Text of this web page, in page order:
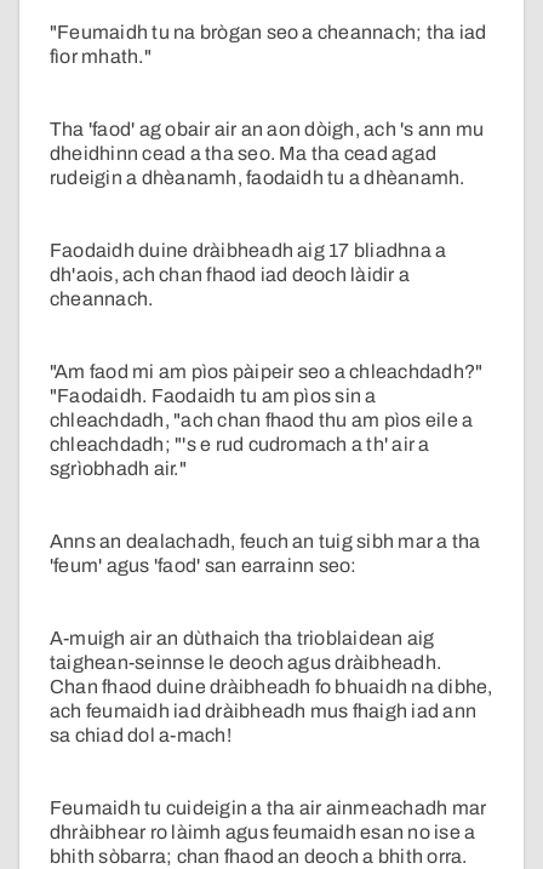
"Feumaidh tu na brògan seo a cheannach; tha iad
fìor mhath."
Tha 'faod' ag obair air an aon dòigh, ach 's ann mu
dheidhinn cead a tha seo. Ma tha cead agad
rudeigin a dhèanamh, faodaidh tu a dhèanamh.
Faodaidh duine dràibheadh aig 17 bliadhna a
dh'aois, ach chan fhaod iad deoch làidir a
cheannach.
"Am faod mi am pìos pàipeir seo a chleachdadh?"
"Faodaidh. Faodaidh tu am pìos sin a
chleachdadh, "ach chan fhaod thu am pìos eile a
chleachdadh; "'s e rud cudromach a th' air a
sgrìobhadh air."
Anns an dealachadh, feuch an tuig sibh mar a tha
'feum' agus 'faod' san earrainn seo:
A-muigh air an dùthaich tha trioblaidean aig
taighean-seinnse le deoch agus dràibheadh.
Chan fhaod duine dràibheadh fo bhuaidh na dibhe,
ach feumaidh iad dràibheadh mus fhaigh iad ann
sa chiad dol a-mach!
Feumaidh tu cuideigin a tha air ainmeachadh mar
dhràibhear ro làimh agus feumaidh esan no ise a
bhith sòbarra; chan fhaod an deoch a bhith orra.